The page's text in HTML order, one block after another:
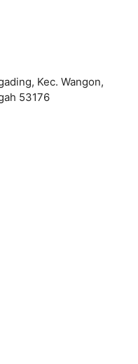
Kec. Wangon,
53176